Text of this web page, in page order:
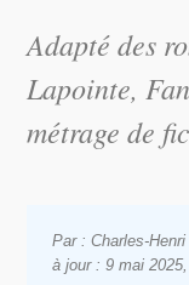
Adapté des
Lapointe,
métrage de
Par : Charles-Henri
à jour : 9 mai